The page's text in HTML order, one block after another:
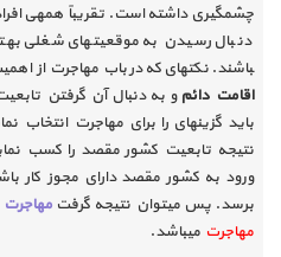
چشم­گیری داشته است. تقریباً همه­ی
دنبال رسیدن به موقعیت­های شغلی بهتر،
باشند. نکته­ای که در باب مهاجرت از
اقامت دائم و به دنبال آن گرفتن
باید گزینه­ای را برای مهاجرت انتخاب
نتیجه تابعیت کشور مقصد را کسب
ورود به کشور مقصد دارای مجوز کار
برسد. پس می­توان نتیجه گرفت مهاجرت
مهاجرت می­باشد.